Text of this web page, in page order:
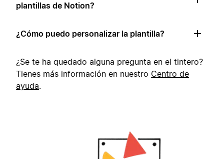
plantillas de Notion?
¿Cómo puedo personalizar la plantilla?
¿Se te ha quedado alguna pregunta en el tintero?
Tienes más información en nuestro Centro de
ayuda.